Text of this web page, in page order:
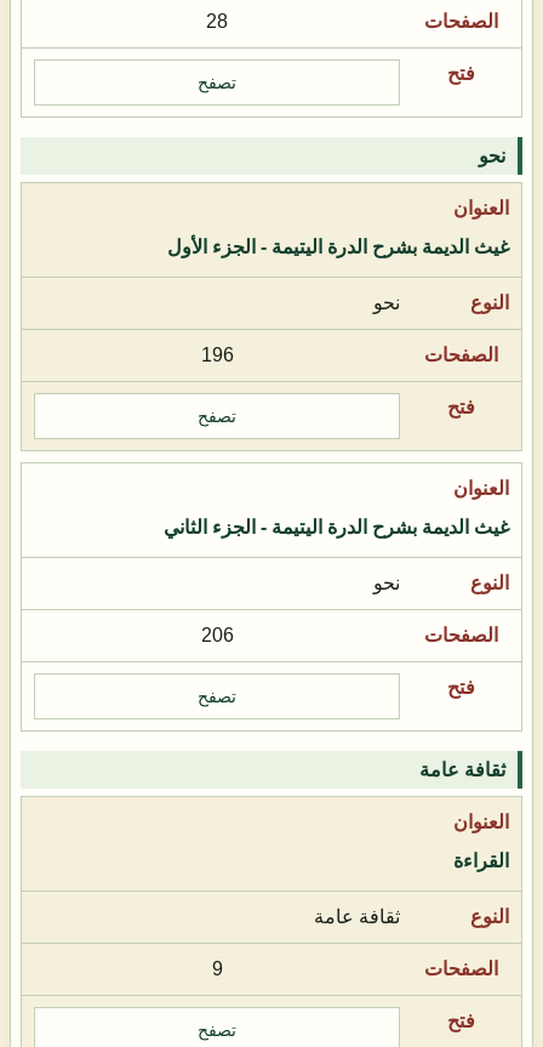
28
تصفح
نحو
غيث الديمة بشرح الدرة اليتيمة - الجزء الأول
نحو
196
تصفح
غيث الديمة بشرح الدرة اليتيمة - الجزء الثاني
نحو
206
تصفح
ثقافة عامة
القراءة
ثقافة عامة
9
تصفح